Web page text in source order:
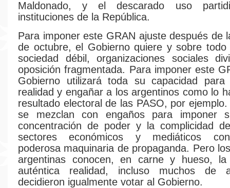
Maldonado, y el descarado uso
instituciones de la República.
Para imponer este GRAN ajuste después de
de octubre, el Gobierno quiere y sobre todo
sociedad débil, organizaciones sociales
oposición fragmentada. Para imponer este
Gobierno utilizará toda su capacidad para
realidad y engañar a los argentinos como lo
resultado electoral de las PASO, por
se mezclan con engaños para imponer
concentración de poder y la complicidad
sectores económicos y mediáticos
poderosa maquinaria de propaganda. Pero
argentinas conocen, en carne y hueso,
auténtica realidad, incluso muchos de
decidieron igualmente votar al Gobierno.